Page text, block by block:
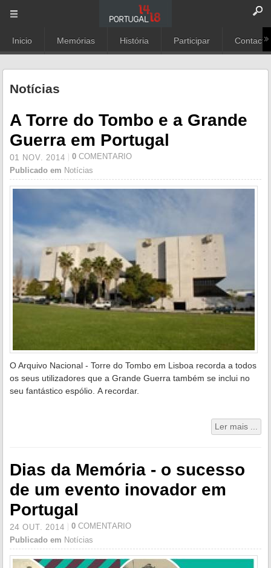
Inicio Memórias História Participar
Notícias
A Torre do Tombo e a Grande
Guerra em Portugal
01 NOV. 2014 0 COMENTÁRIO
Publicado em Notícias
O Arquivo Nacional - Torre do Tombo em Lisboa recorda a todos
os seus utilizadores que a Grande Guerra também se inclui no
seu fantástico espólio. A recordar.
Ler mais ...
Dias da Memória - o sucesso
de um evento inovador em
Portugal
24 OUT. 2014 0 COMENTÁRIO
Publicado em Notícias